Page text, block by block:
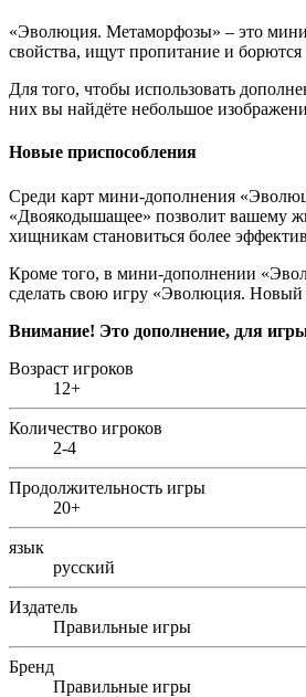
«Эволюция. Метаморфозы» – это
свойства, ищут пропитание и борются
Для того, чтобы использовать
них вы найдёте небольшое
Новые приспособления
Среди карт мини-дополнения
«Двоякодышащее» позволит вашему
хищникам становиться более
Кроме того, в мини-дополнении
сделать свою игру «Эволюция.
Внимание! Это дополнение, для
Возраст игроков
12+
Количество игроков
2-4
Продолжительность игры
20+
язык
русский
Издатель
Правильные игры
Бренд
Правильные игры